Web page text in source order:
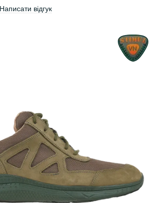
Написати відгук